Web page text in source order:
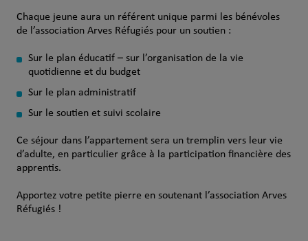
Chaque jeune aura un référent unique parmi les bénévoles
de l’association Arves Réfugiés pour un soutien :
Sur le plan éducatif – sur l’organisation de la vie
quotidienne et du budget
Sur le plan administratif
Sur le soutien et suivi scolaire
Ce séjour dans l’appartement sera un tremplin vers leur vie
d’adulte, en particulier grâce à la participation financière des
apprentis.
Apportez votre petite pierre en soutenant l’association Arves
Réfugiés !